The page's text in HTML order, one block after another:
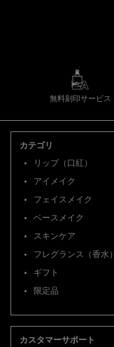
無料刻印サービス
カテゴリ
リップ（口紅）
アイメイク
フェイスメイク
ベースメイク
スキンケア
フレグランス（香水）
ギフト
限定品
カスタマーサポート